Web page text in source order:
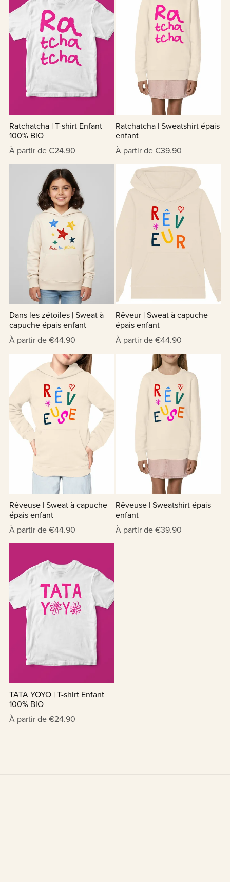
Ratchatcha | T-shirt Enfant
100% BIO
À partir de €24.90
Ratchatcha | Sweatshirt épais
enfant
À partir de €39.90
Dans les zétoiles | Sweat à
capuche épais enfant
À partir de €44.90
Rêveur | Sweat à capuche
épais enfant
À partir de €44.90
Rêveuse | Sweat à capuche
épais enfant
À partir de €44.90
Rêveuse | Sweatshirt épais
enfant
À partir de €39.90
TATA YOYO | T-shirt Enfant
100% BIO
À partir de €24.90